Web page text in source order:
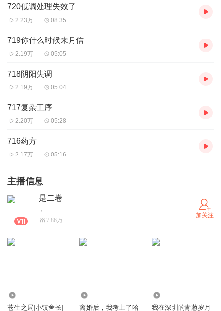
720低调处理失效了
2.23万 08:35
719你什么时候来月信
2.19万 05:05
718阴阳失调
2.19万 05:04
717复杂工序
2.20万 05:28
716药方
2.17万 05:16
主播信息
是二卷
，
7.86万
加关注
苍生之局|小镇舍长|
离婚后，我考上了哈
我在深圳的青葱岁月